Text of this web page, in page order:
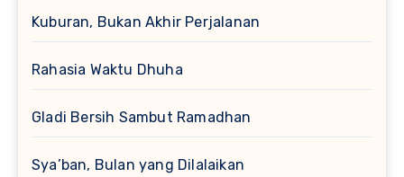
Kuburan, Bukan Akhir Perjalanan
Rahasia Waktu Dhuha
Gladi Bersih Sambut Ramadhan
Sya’ban, Bulan yang Dilalaikan